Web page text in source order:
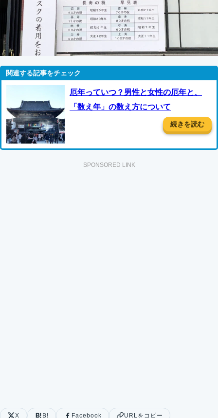
厄年っていつ？男性と女性の厄年と、
「数え年」の数え方について
続きを読む
SPONSORED LINK
X B! Facebook URLをコピー